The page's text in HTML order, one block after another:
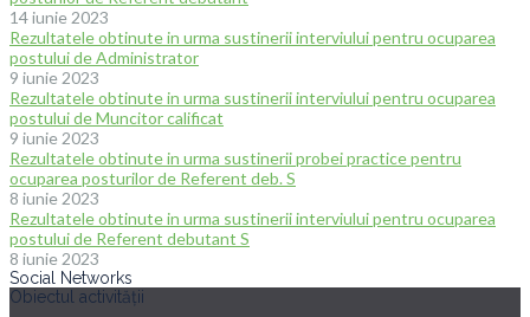
14 iunie 2023
Rezultatele obtinute in urma sustinerii interviului pentru ocuparea
postului de Administrator
9 iunie 2023
Rezultatele obtinute in urma sustinerii interviului pentru ocuparea
postului de Muncitor calificat
9 iunie 2023
Rezultatele obtinute in urma sustinerii probei practice pentru
ocuparea posturilor de Referent deb. S
8 iunie 2023
Rezultatele obtinute in urma sustinerii interviului pentru ocuparea
postului de Referent debutant S
8 iunie 2023
Social Networks
Obiectul activității